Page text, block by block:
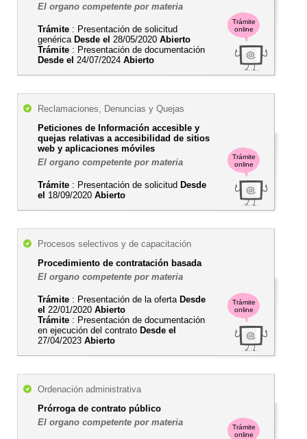
Trámite
online
El organo competente por materia
Trámite : Presentación de solicitud
genérica Desde el 28/05/2020 Abierto
Trámite : Presentación de documentación
Desde el 24/07/2024 Abierto
Trámite
online
Reclamaciones, Denuncias y Quejas
Peticiones de Información accesible y
quejas relativas a accesibilidad de sitios
web y aplicaciones móviles
El organo competente por materia
Trámite : Presentación de solicitud Desde
el 18/09/2020 Abierto
Trámite
online
Procesos selectivos y de capacitación
Procedimiento de contratación basada
El organo competente por materia
Trámite : Presentación de la oferta Desde
el 22/01/2020 Abierto
Trámite : Presentación de documentación
en ejecución del contrato Desde el
27/04/2023 Abierto
Trámite
online
Ordenación administrativa
Prórroga de contrato público
El organo competente por materia